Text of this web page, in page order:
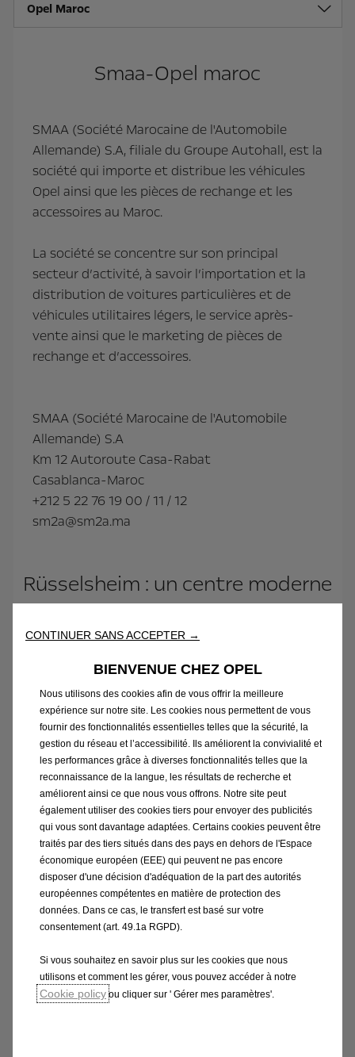
Opel Maroc
Smaa-Opel maroc
SMAA (Société Marocaine de l'Automobile
Allemande) S.A, filiale du Groupe Autohall, est la
société qui importe et distribue les véhicules
Opel ainsi que les pièces de rechange et les
accessoires au Maroc.
La société se concentre sur son principal
secteur d’activité, à savoir l’importation et la
distribution de voitures particulières et de
véhicules utilitaires légers, le service après-
vente ainsi que le marketing de pièces de
rechange et d’accessoires.
SMAA (Société Marocaine de l'Automobile
Allemande) S.A
Km 12 Autoroute Casa-Rabat
Casablanca-Maroc
+212 5 22 76 19 00 / 11 / 12
sm2a@sm2a.ma
Rüsselsheim : un centre moderne
de production
Le siège social de la société Opel se situe à
Rüsselsheim, en Allemagne, où la société a été
fondée il y a 150 ans. En 2002, un
investissement record de 750 millions d’euros
en a fait l’une des usines de fabrication de
voitures les plus modernes du monde. La
nouvelle usine possède une capacité annuelle
de 180 000 véhicules. C’est là qu’est produite la
très appréciée Opel Insignia. Rüsselsheim est un
lieu de travail moderne, profitant à environ 15
600 employés.
En savoir plus
CONTINUER SANS ACCEPTER →
BIENVENUE CHEZ OPEL
Nous utilisons des cookies afin de vous offrir la meilleure
expérience sur notre site. Les cookies nous permettent de vous
fournir des fonctionnalités essentielles telles que la sécurité, la
gestion du réseau et l’accessibilité. Ils améliorent la convivialité et
les performances grâce à diverses fonctionnalités telles que la
reconnaissance de la langue, les résultats de recherche et
améliorent ainsi ce que nous vous offrons. Notre site peut
également utiliser des cookies tiers pour envoyer des publicités
qui vous sont davantage adaptées. Certains cookies peuvent être
traités par des tiers situés dans des pays en dehors de l'Espace
économique européen (EEE) qui peuvent ne pas encore
disposer d'une décision d'adéquation de la part des autorités
européennes compétentes en matière de protection des
données. Dans ce cas, le transfert est basé sur votre
consentement (art. 49.1a RGPD).
Si vous souhaitez en savoir plus sur les cookies que nous
utilisons et comment les gérer, vous pouvez accéder à notre
Cookie policy ou cliquer sur ' Gérer mes paramètres'.